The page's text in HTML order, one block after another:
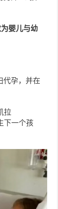
婴儿与幼
代孕，并在
拉
下一个孩